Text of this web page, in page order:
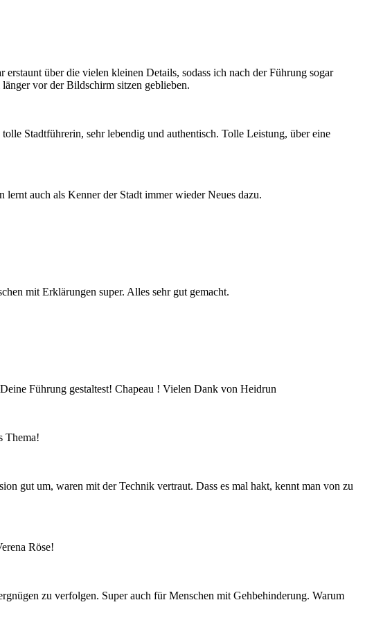
über die vielen kleinen Details, sodass ich nach der Führung sogar
vor der Bildschirm sitzen geblieben.
Stadtführerin, sehr lebendig und authentisch. Tolle Leistung, über eine
lernt auch als Kenner der Stadt immer wieder Neues dazu.
mit Erklärungen super. Alles sehr gut gemacht.
Führung gestaltest! Chapeau ! Vielen Dank von Heidrun
Thema!
gut um, waren mit der Technik vertraut. Dass es mal hakt, kennt man von zu
Röse!
zu verfolgen. Super auch für Menschen mit Gehbehinderung. Warum